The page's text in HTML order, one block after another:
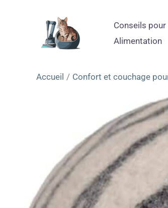
Conseils
Alimentation
Accueil Confort et couchage